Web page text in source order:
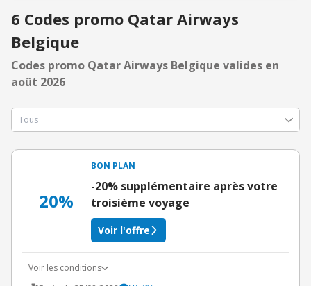
6 Codes promo Qatar Airways
Belgique
Codes promo Qatar Airways Belgique valides en
août 2026
20%
BON PLAN
-20% supplémentaire après votre
troisième voyage
Voir l'offre
Voir les conditions